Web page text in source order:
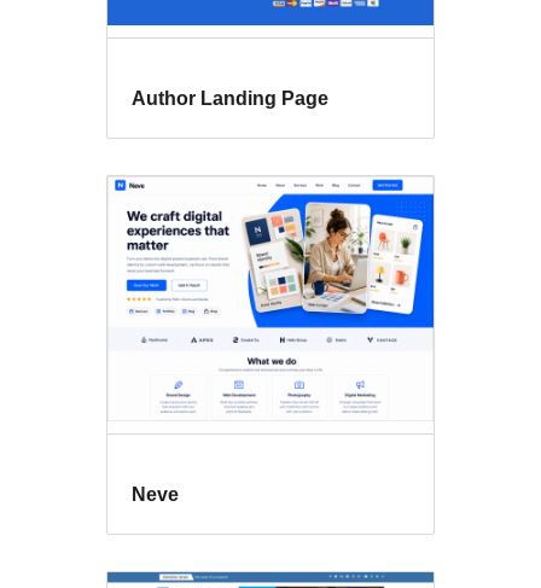
Author Landing Page
Neve